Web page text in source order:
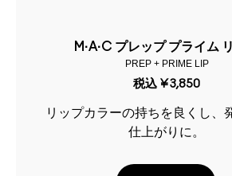
M·A·C プレップ プライム
PREP + PRIME LIP
税込 ¥3,850
リップカラーの持ちを良くし、発色の良い
仕上がりに。